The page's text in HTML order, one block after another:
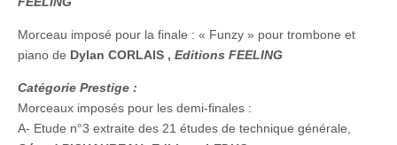
Morceau imposé pour la finale : « Funzy » pour trombone et
piano de Dylan CORLAIS , Editions FEELING
Catégorie Prestige :
Morceaux imposés pour les demi-finales :
A- Etude n°3 extraite des 21 études de technique générale,